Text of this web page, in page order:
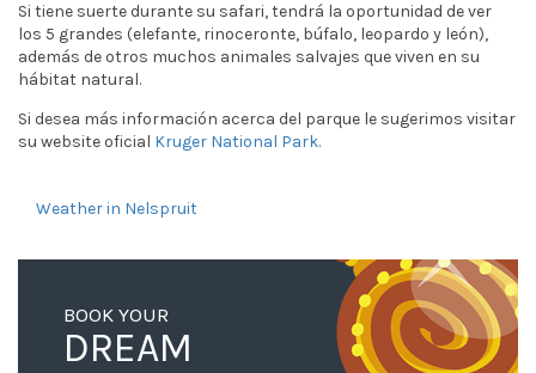
Si tiene suerte durante su safari, tendrá la oportunidad de ver
los 5 grandes (elefante, rinoceronte, búfalo, leopardo y león),
además de otros muchos animales salvajes que viven en su
hábitat natural.
Si desea más información acerca del parque le sugerimos visitar
su website oficial Kruger National Park.
Weather in Nelspruit
BOOK YOUR
DREAM